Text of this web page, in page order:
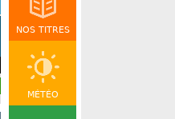
NOS TITRES
MÉTÉO